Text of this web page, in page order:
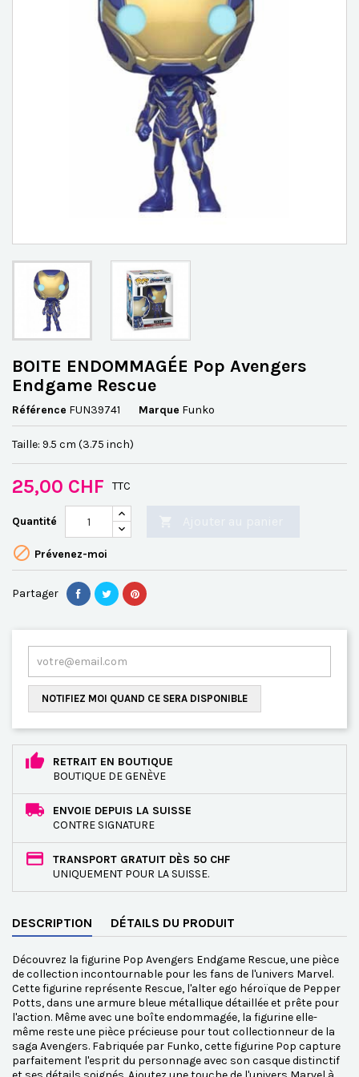
BOITE ENDOMMAGÉE Pop Avengers
Endgame Rescue
Référence FUN39741 Marque Funko
Taille: 9.5 cm (3.75 inch)
25,00 CHF TTC
Quantité
 Prévenez-moi
Partager
NOTIFIEZ MOI QUAND CE SERA DISPONIBLE
RETRAIT EN BOUTIQUE
BOUTIQUE DE GENÈVE
ENVOIE DEPUIS LA SUISSE
CONTRE SIGNATURE
TRANSPORT GRATUIT DÈS 50 CHF
UNIQUEMENT POUR LA SUISSE.
DESCRIPTION DÉTAILS DU PRODUIT
Découvrez la figurine Pop Avengers Endgame Rescue, une pièce
de collection incontournable pour les fans de l'univers Marvel.
Cette figurine représente Rescue, l'alter ego héroïque de Pepper
Potts, dans une armure bleue métallique détaillée et prête pour
l'action. Même avec une boîte endommagée, la figurine elle-
même reste une pièce précieuse pour tout collectionneur de la
saga Avengers. Fabriquée par Funko, cette figurine Pop capture
parfaitement l'esprit du personnage avec son casque distinctif